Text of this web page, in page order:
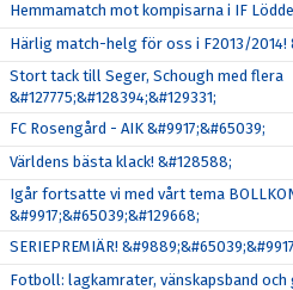
Hemmamatch mot kompisarna i IF Lödde
Härlig match-helg för oss i F2013/2014!
Stort tack till Seger, Schough med flera
&#127775;&#128394;&#129331;
FC Rosengård - AIK &#9917;&#65039;
Världens bästa klack! &#128588;
Igår fortsatte vi med vårt tema
&#9917;&#65039;&#129668;
SERIEPREMIÄR!
Fotboll: lagkamrater, vänskapsband och